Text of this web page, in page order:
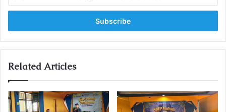
t
r
y
u
E
m
a
Related Articles